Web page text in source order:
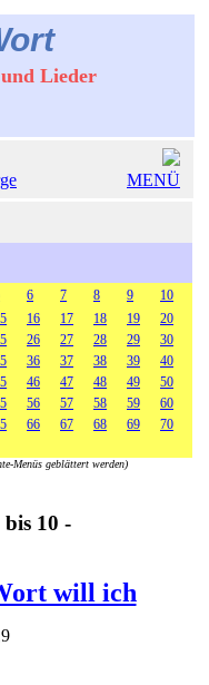
Lieder
MENÜ
6 7 8 9
10
16 17 18 19
20
26 27 28 29
30
36 37 38 39
40
46 47 48 49
50
56 57 58 59
60
66 67 68 69
70
Menüs geblättert werden)
10 -
will ich